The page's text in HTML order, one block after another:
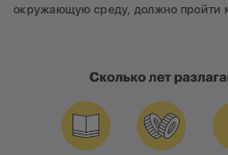
окружающую среду, должно пройти